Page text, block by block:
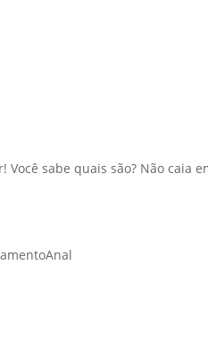
sabe quais são? Não caia